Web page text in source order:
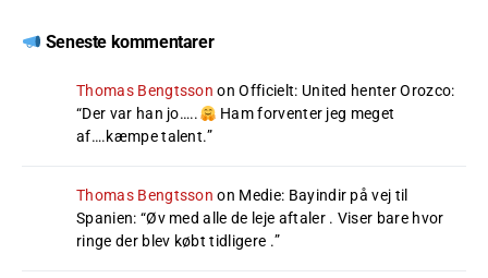
Seneste kommentarer
Thomas Bengtsson onOfficielt: United henter Orozco:
“Der var han jo…..
Ham forventer jeg meget
af….kæmpe talent.”
Thomas Bengtsson on Medie: Bayindir på vej til
Spanien: “Øv med alle de leje aftaler . Viser bare hvor
ringe der blev købt tidligere .”